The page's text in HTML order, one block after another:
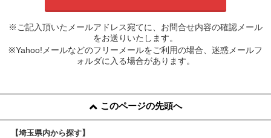
※ご記入頂いたメールアドレス宛てに、お問合せ内容の確認メール
をお送りいたします。
※Yahoo!メールなどのフリーメールをご利用の場合、迷惑メールフ
ォルダに入る場合があります。
このページの先頭へ
【埼玉県内から探す】